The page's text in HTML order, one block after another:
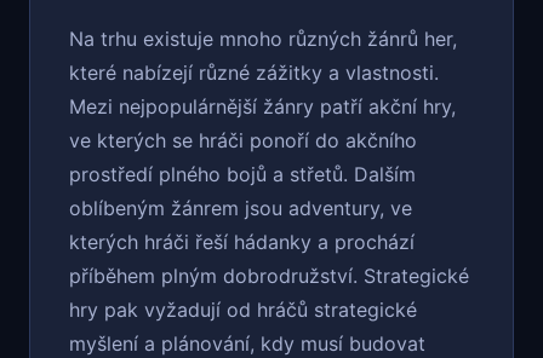
Na trhu existuje mnoho různých žánrů her,
které nabízejí různé zážitky a vlastnosti.
Mezi nejpopulárnější žánry patří akční hry,
ve kterých se hráči ponoří do akčního
prostředí plného bojů a střetů. Dalším
oblíbeným žánrem jsou adventury, ve
kterých hráči řeší hádanky a prochází
příběhem plným dobrodružství. Strategické
hry pak vyžadují od hráčů strategické
myšlení a plánování, kdy musí budovat